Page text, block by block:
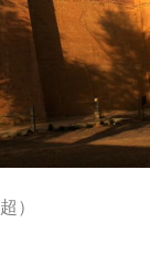
）